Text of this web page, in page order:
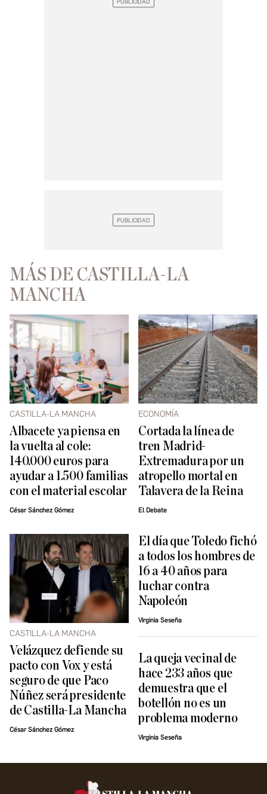
MÁS DE CASTILLA-LA
MANCHA
CASTILLA-LA MANCHA
Albacete ya piensa en
la vuelta al cole:
140.000 euros para
ayudar a 1.500 familias
con el material escolar
César Sánchez Gómez
ECONOMÍA
Cortada la línea de
tren Madrid-
Extremadura por un
atropello mortal en
Talavera de la Reina
El Debate
CASTILLA-LA MANCHA
Velázquez defiende su
pacto con Vox y está
seguro de que Paco
Núñez será presidente
de Castilla-La Mancha
César Sánchez Gómez
El día que Toledo fichó
a todos los hombres de
16 a 40 años para
luchar contra
Napoleón
Virginia Seseña
La queja vecinal de
hace 233 años que
demuestra que el
botellón no es un
problema moderno
Virginia Seseña